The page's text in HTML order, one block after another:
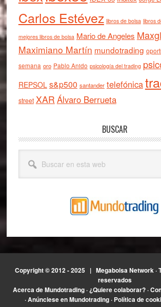
Carlos Estévez libros de bolsa libros
mejores libros de bolsa Mario de Angeles
Maximiano Martín mundotrading
semana oro Pablo Anido psicología del trading
REPSOL s&p500 santander telefónica
street XAR Álvaro Berrueta
BUSCAR
esta
Copyright © 2012 - 2025 | Megabolsa Network·
reservados
Acerca de Mundotrading ·¿Quiere colaborar? ·
·Anúnciese en Mundotrading· Política de